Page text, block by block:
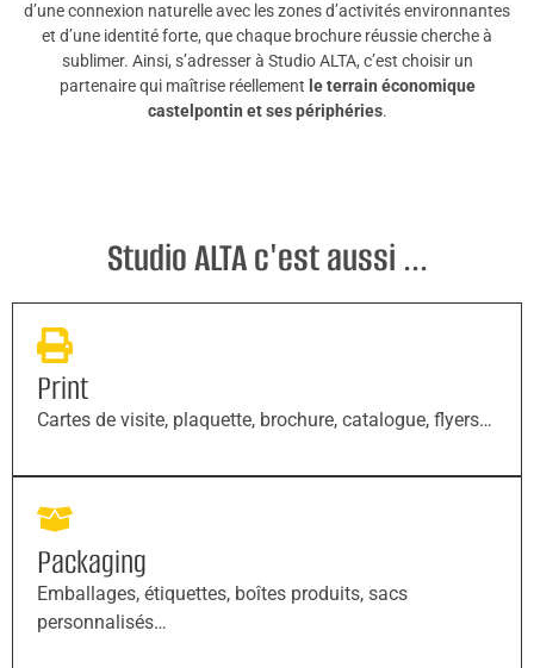
d’une connexion naturelle avec les zones d’activités environnantes
et d’une identité forte, que chaque brochure réussie cherche à
sublimer. Ainsi, s’adresser à Studio ALTA, c’est choisir un
partenaire qui maîtrise réellement le terrain économique
castelpontin et ses périphéries.
Studio ALTA c'est aussi ...
Print
Cartes de visite, plaquette, brochure, catalogue, flyers…
Packaging
Emballages, étiquettes, boîtes produits, sacs
personnalisés…